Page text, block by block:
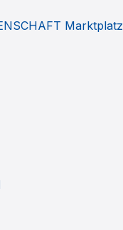
Marktplatz